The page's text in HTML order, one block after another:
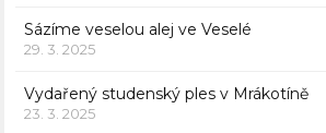
Sázíme veselou alej ve Veselé
29. 3. 2025
Vydařený studenský ples v Mrákotíně
23. 3. 2025